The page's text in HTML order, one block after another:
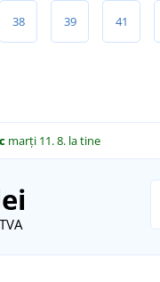
38 39 41
marți 11. 8. la tine